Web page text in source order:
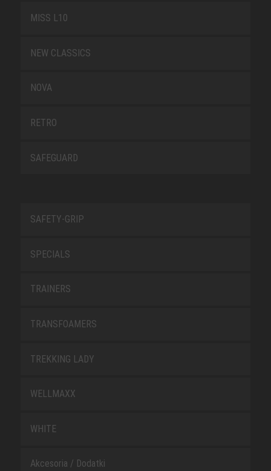
MISS L10
NEW CLASSICS
NOVA
RETRO
SAFEGUARD
SAFETY-GRIP
SPECIALS
TRAINERS
TRANSFOAMERS
TREKKING LADY
WELLMAXX
WHITE
Akcesoria / Dodatki